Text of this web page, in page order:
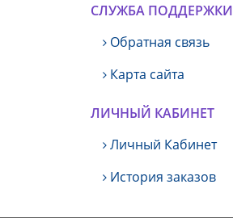
СЛУЖБА ПОДДЕРЖКИ
Обратная связь
Карта сайта
ЛИЧНЫЙ КАБИНЕТ
Личный Кабинет
История заказов